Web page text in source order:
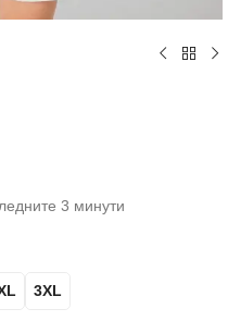
3 минути
3XL